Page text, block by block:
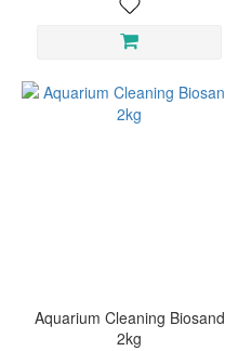
Aquarium Cleaning Biosand
2kg